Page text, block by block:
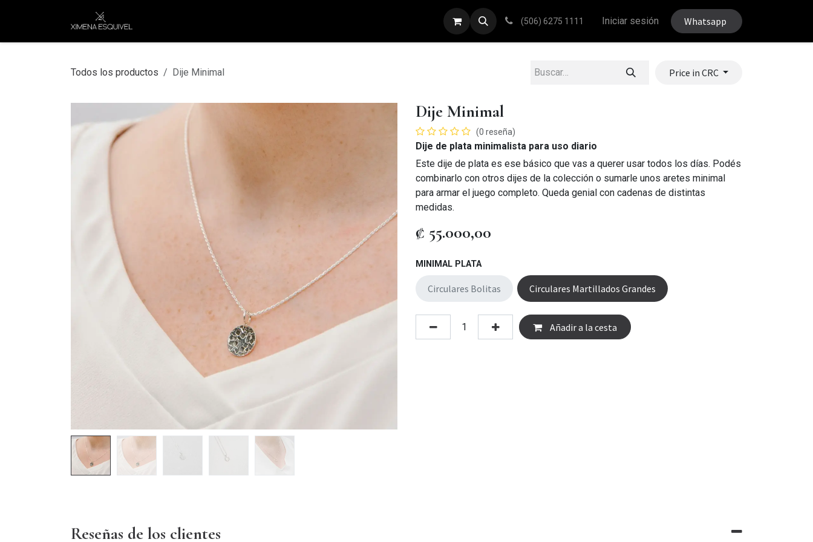
PULSERAS (506) 6275 1111 Iniciar sesión Whatsapp
Todos los productos Dije Minimal Price in CRC
Dije Minimal
(0 reseña)
Dije de plata minimalista para uso diario
Este dije de plata es ese básico que vas a querer usar todos los días. Podés
combinarlo con otros dijes de la colección o sumarle unos aretes minimal
para armar el juego completo. Queda genial con cadenas de distintas
medidas.
₡ 55.000,00
MINIMAL PLATA
Circulares Bolitas Circulares Martillados Grandes
Añadir a la cesta
Reseñas de los clientes